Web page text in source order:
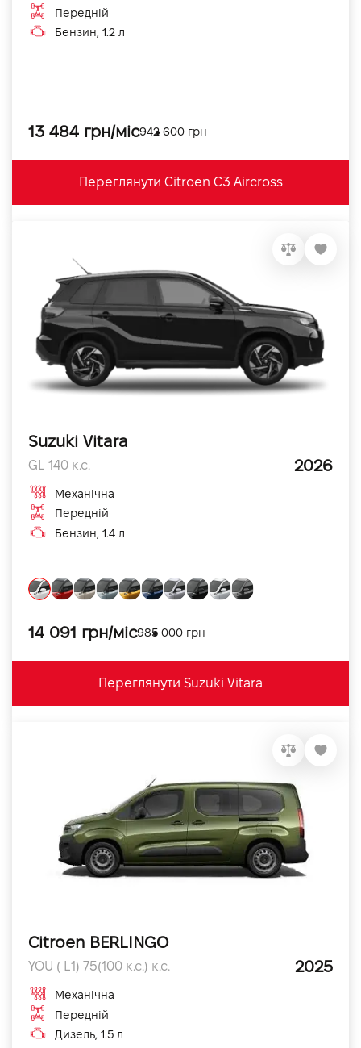
Передній
Бензин, 1.2 л
13 484 грн/міс942 600 грн
Переглянути Citroen C3 Aircross
Suzuki Vitara
GL 140 к.с. 2026
Механічна
Передній
Бензин, 1.4 л
14 091 грн/міс985 000 грн
Переглянути Suzuki Vitara
Citroen BERLINGO
YOU ( L1) 75(100 к.с.) к.с. 2025
Механічна
Передній
Дизель, 1.5 л